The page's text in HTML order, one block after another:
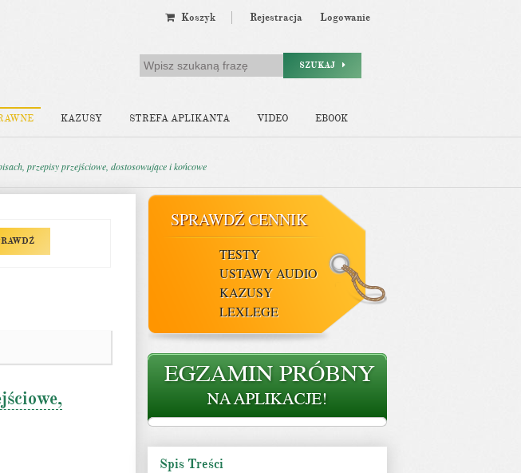
Koszyk Rejestracja Logowanie
SZUKAJ
KAZUSY STREFA APLIKANTA VIDEO EBOOK
przepisy przejściowe, dostosowujące i końcowe
SPRAWDŹ CENNIK
TESTY
USTAWY AUDIO
KAZUSY
LEXLEGE
Spis Treści